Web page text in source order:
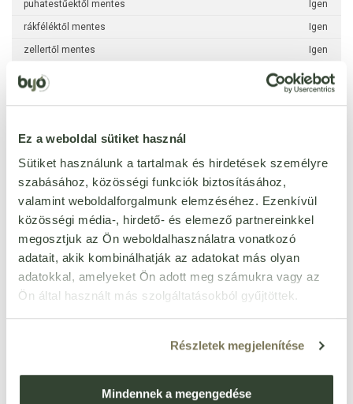
Ez a weboldal sütiket használ
Sütiket használunk a tartalmak és hirdetések személyre
szabásához, közösségi funkciók biztosításához,
valamint weboldalforgalmunk elemzéséhez. Ezenkívül
közösségi média-, hirdető- és elemező partnereinkkel
megosztjuk az Ön weboldalhasználatra vonatkozó
adatait, akik kombinálhatják az adatokat más olyan
adatokkal, amelyeket Ön adott meg számukra vagy az
Ön által használt más szolgáltatásokból gyűjtöttek.
Részletek megjelenítése
Mindennek a megengedése
puhatestűektől mentes Igen
rákféléktől mentes Igen
zellertől mentes Igen
csillagfürttől mentes Igen
méztől mentes Igen
per 100 g
kj 1762 kJ
kcal
ebből telített zsírsavak
szénhidrát
ebből cukrok 18,2 g
rost
0,14 g